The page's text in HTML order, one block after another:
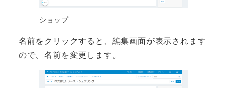
ショップ
名前をクリックすると、編集画面が表示されます
ので、名前を変更します。